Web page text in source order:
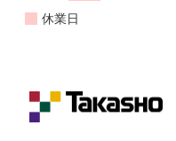
休業日